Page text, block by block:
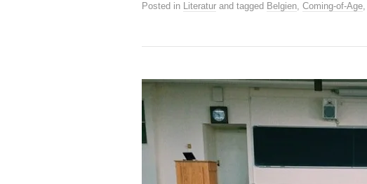
Posted in Literatur and tagged Belgien, Coming-of-Age,